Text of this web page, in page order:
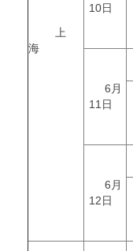
上
海
10日
6月
11日
6月
12日